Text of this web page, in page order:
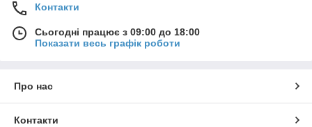
Контакти
Сьогодні працює з 09:00 до 18:00
Показати весь графік роботи
Про нас
Контакти